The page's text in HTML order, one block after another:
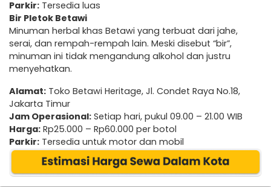
Parkir: Tersedia luas
Bir Pletok Betawi
Minuman herbal khas Betawi yang terbuat dari jahe,
serai, dan rempah-rempah lain. Meski disebut “bir”,
minuman ini tidak mengandung alkohol dan justru
menyehatkan.
Alamat: Toko Betawi Heritage, Jl. Condet Raya No.18,
Jakarta Timur
Jam Operasional: Setiap hari, pukul 09.00 – 21.00 WIB
Harga: Rp25.000 – Rp60.000 per botol
Parkir: Tersedia untuk motor dan mobil